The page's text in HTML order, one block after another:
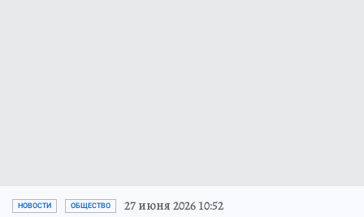
НОВОСТИ ОБЩЕСТВО 27 июня 2026 10:52